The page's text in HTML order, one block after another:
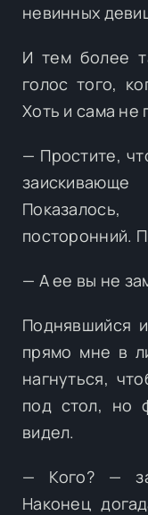
невинных
И тем более
голос того,
Хоть и сама не
— Простите,
посторонний.
— А ее вы не
Поднявшийся
прямо мне в
нагнуться,
под стол, но
видел.
— Кого? —
Наконец